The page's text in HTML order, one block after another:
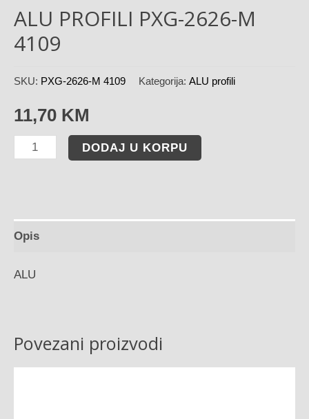
ALU PROFILI PXG-2626-M
4109
SKU: PXG-2626-M 4109 Kategorija: ALU profili
11,70 KM
DODAJ U KORPU
Opis
ALU
Povezani proizvodi